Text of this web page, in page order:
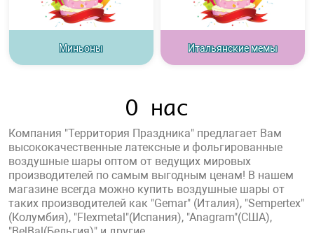
Миньоны Итальянские мемы
О нас
Компания "Территория Праздника" предлагает Вам
высококачественные латексные и фольгированные
воздушные шары оптом от ведущих мировых
производителей по самым выгодным ценам! В нашем
магазине всегда можно купить воздушные шары от
таких производителей как "Gemar" (Италия), "Sempertex"
(Колумбия), "Flexmetal"(Испания), "Anagram"(США),